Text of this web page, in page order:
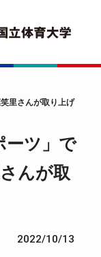
里さんが取り上げ
ーツ」で
んが取
2022/10/13